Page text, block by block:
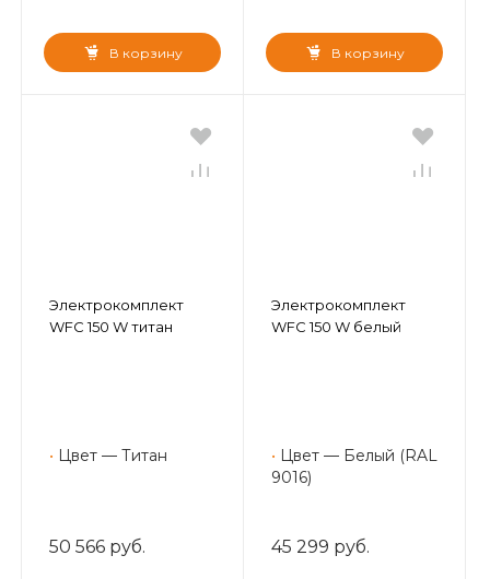
В корзину В корзину
Электрокомплект
WFC 150 W титан
• Цвет — Титан
50 566 руб.
Электрокомплект
WFC 150 W белый
• Цвет — Белый (RAL
9016)
45 299 руб.